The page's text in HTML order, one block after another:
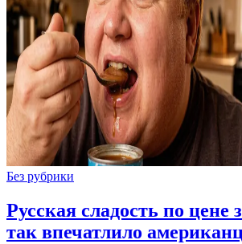
Без рубрики
Русская сладость по цене
так впечатлило